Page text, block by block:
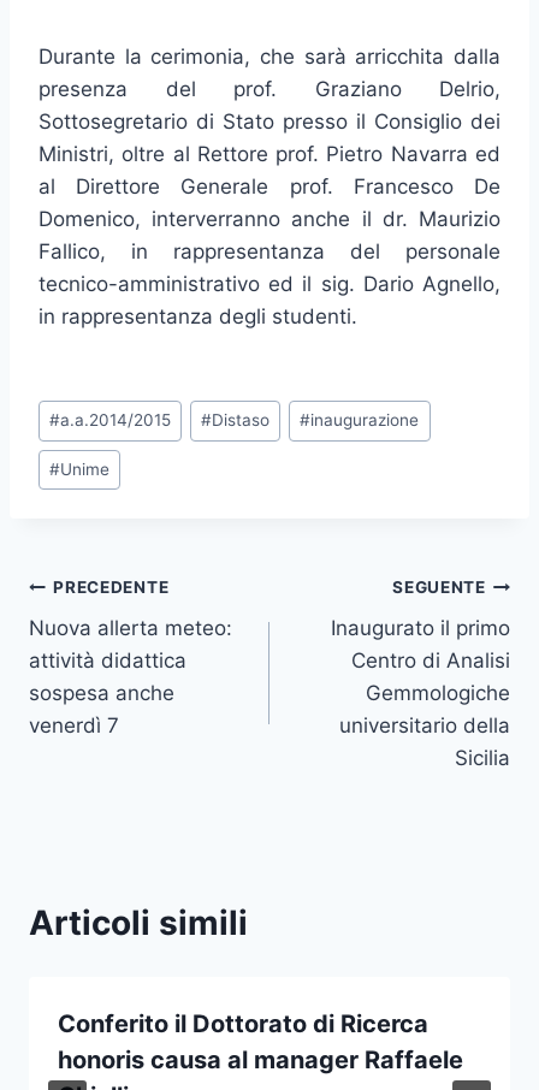
Durante la cerimonia, che sarà arricchita dalla
presenza del prof. Graziano Delrio,
Sottosegretario di Stato presso il Consiglio dei
Ministri, oltre al Rettore prof. Pietro Navarra ed
al Direttore Generale prof. Francesco De
Domenico, interverranno anche il dr. Maurizio
Fallico, in rappresentanza del personale
tecnico-amministrativo ed il sig. Dario Agnello,
in rappresentanza degli studenti.
Tag
articolo:
#a.a.2014/2015 #Distaso #inaugurazione
#Unime
Navigazione
articoli
PRECEDENTE
Nuova allerta meteo:
attività didattica
sospesa anche
venerdì 7
SEGUENTE
Inaugurato il primo
Centro di Analisi
Gemmologiche
universitario della
Sicilia
Articoli simili
Conferito il Dottorato di Ricerca
honoris causa al manager Raffaele